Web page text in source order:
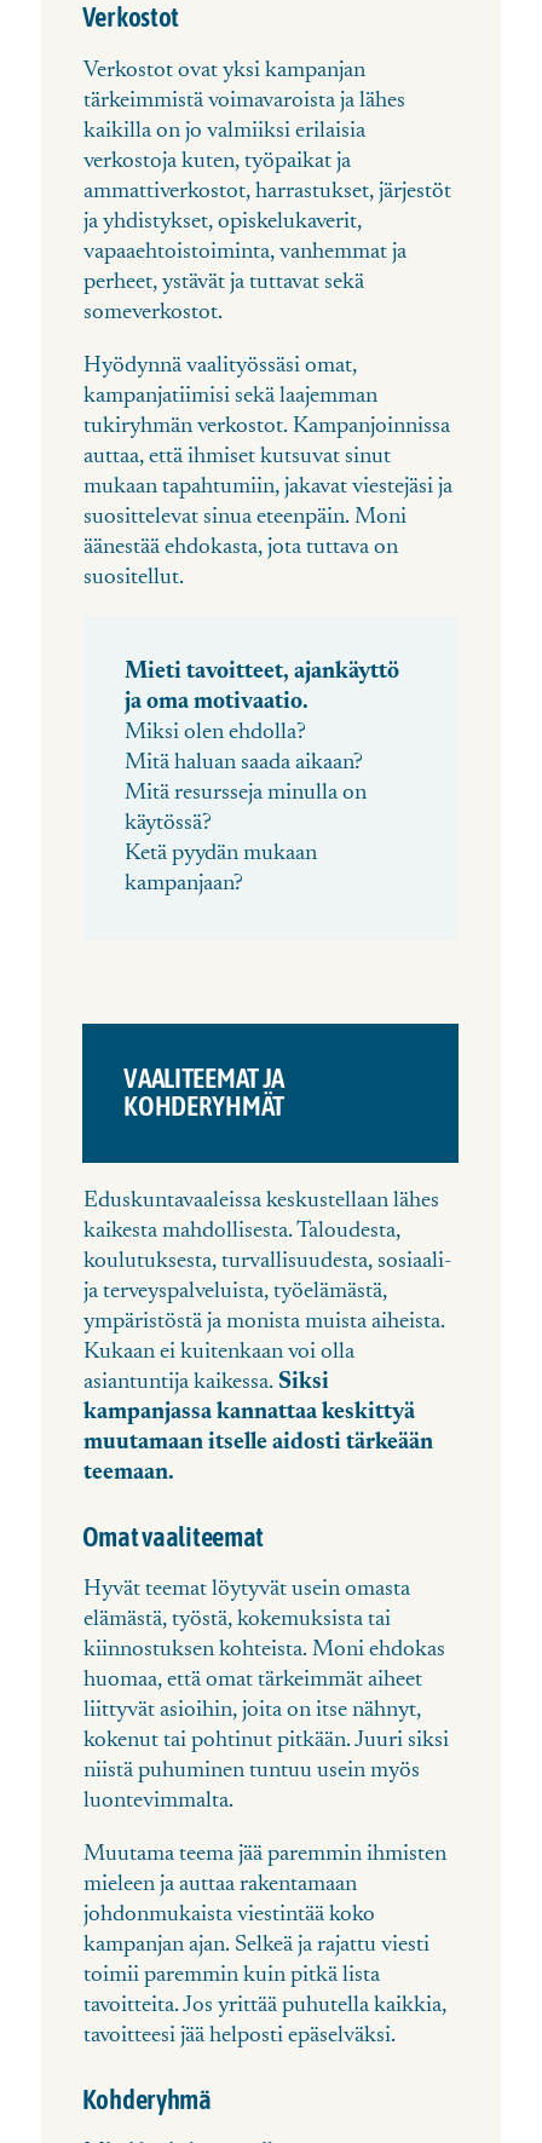
Verkostot
Verkostot ovat yksi kampanjan
tärkeimmistä voimavaroista ja lähes
kaikilla on jo valmiiksi erilaisia
verkostoja kuten, työpaikat ja
ammattiverkostot, harrastukset, järjestöt
ja yhdistykset, opiskelukaverit,
vapaaehtoistoiminta, vanhemmat ja
perheet, ystävät ja tuttavat sekä
someverkostot.
Hyödynnä vaalityössäsi omat,
kampanjatiimisi sekä laajemman
tukiryhmän verkostot. Kampanjoinnissa
auttaa, että ihmiset kutsuvat sinut
mukaan tapahtumiin, jakavat viestejäsi ja
suosittelevat sinua eteenpäin. Moni
äänestää ehdokasta, jota tuttava on
suositellut.
Mieti tavoitteet, ajankäyttö
ja oma motivaatio.
Miksi olen ehdolla?
Mitä haluan saada aikaan?
Mitä resursseja minulla on
käytössä?
Ketä pyydän mukaan
kampanjaan?
VAALITEEMAT JA
KOHDERYHMÄT
Eduskuntavaaleissa keskustellaan lähes
kaikesta mahdollisesta. Taloudesta,
koulutuksesta, turvallisuudesta, sosiaali-
ja terveyspalveluista, työelämästä,
ympäristöstä ja monista muista aiheista.
Kukaan ei kuitenkaan voi olla
asiantuntija kaikessa. Siksi
kampanjassa kannattaa keskittyä
muutamaan itselle aidosti tärkeään
teemaan.
Omat vaaliteemat
Hyvät teemat löytyvät usein omasta
elämästä, työstä, kokemuksista tai
kiinnostuksen kohteista. Moni ehdokas
huomaa, että omat tärkeimmät aiheet
liittyvät asioihin, joita on itse nähnyt,
kokenut tai pohtinut pitkään. Juuri siksi
niistä puhuminen tuntuu usein myös
luontevimmalta.
Muutama teema jää paremmin ihmisten
mieleen ja auttaa rakentamaan
johdonmukaista viestintää koko
kampanjan ajan. Selkeä ja rajattu viesti
toimii paremmin kuin pitkä lista
tavoitteita. Jos yrittää puhutella kaikkia,
tavoitteesi jää helposti epäselväksi.
Kohderyhmä